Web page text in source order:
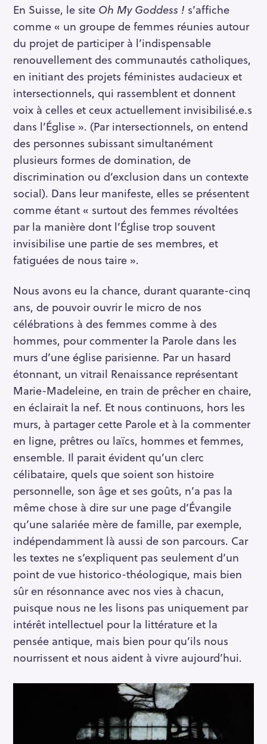
En Suisse, le site Oh My Goddess ! s’affiche
comme « un groupe de femmes réunies autour
du projet de participer à l’indispensable
renouvellement des communautés catholiques,
en initiant des projets féministes audacieux et
intersectionnels, qui rassemblent et donnent
voix à celles et ceux actuellement invisibilisé.e.s
dans l’Église ». (Par intersectionnels, on entend
des personnes subissant simultanément
plusieurs formes de domination, de
discrimination ou d’exclusion dans un contexte
social). Dans leur manifeste, elles se présentent
comme étant « surtout des femmes révoltées
par la manière dont l’Église trop souvent
invisibilise une partie de ses membres, et
fatiguées de nous taire ».
Nous avons eu la chance, durant quarante-cinq
ans, de pouvoir ouvrir le micro de nos
célébrations à des femmes comme à des
hommes, pour commenter la Parole dans les
murs d’une église parisienne. Par un hasard
étonnant, un vitrail Renaissance représentant
Marie-Madeleine, en train de prêcher en chaire,
en éclairait la nef. Et nous continuons, hors les
murs, à partager cette Parole et à la commenter
en ligne, prêtres ou laïcs, hommes et femmes,
ensemble. Il parait évident qu’un clerc
célibataire, quels que soient son histoire
personnelle, son âge et ses goûts, n’a pas la
même chose à dire sur une page d’Évangile
qu’une salariée mère de famille, par exemple,
indépendamment là aussi de son parcours. Car
les textes ne s’expliquent pas seulement d’un
point de vue historico-théologique, mais bien
sûr en résonnance avec nos vies à chacun,
puisque nous ne les lisons pas uniquement par
intérêt intellectuel pour la littérature et la
pensée antique, mais bien pour qu’ils nous
nourrissent et nous aident à vivre aujourd’hui.